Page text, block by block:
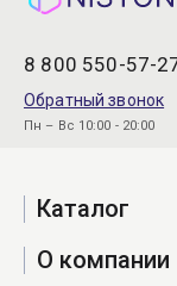
8 800 550-57-
Обратный звонок
Пн – Вс 10:00 - 20:00
Каталог
О компании